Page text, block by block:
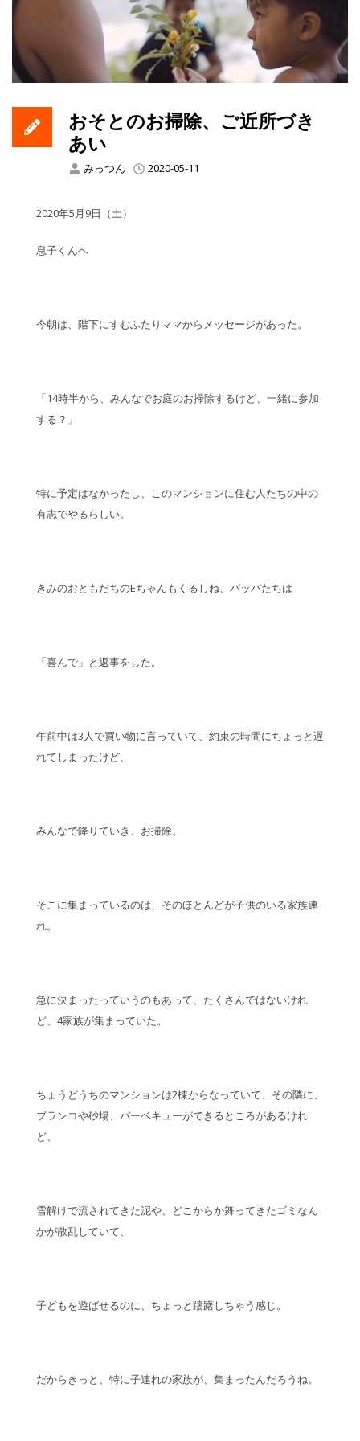
おそとのお掃除、ご近所づき
あい
みっつん 2020-05-11
2020年5月9日（土）
息子くんへ
今朝は、階下にすむふたりママからメッセージがあった。
「14時半から、みんなでお庭のお掃除するけど、一緒に参加
する？」
特に予定はなかったし、このマンションに住む人たちの中の
有志でやるらしい。
きみのおともだちのEちゃんもくるしね、パッパたちは
「喜んで」と返事をした。
午前中は3人で買い物に言っていて、約束の時間にちょっと遅
れてしまったけど、
みんなで降りていき、お掃除。
そこに集まっているのは、そのほとんどが子供のいる家族連
れ。
急に決まったっていうのもあって、たくさんではないけれ
ど、4家族が集まっていた。
ちょうどうちのマンションは2棟からなっていて、その隣に、
ブランコや砂場、バーベキューができるところがあるけれ
ど、
雪解けで流されてきた泥や、どこからか舞ってきたゴミなん
かが散乱していて、
子どもを遊ばせるのに、ちょっと躊躇しちゃう感じ。
だからきっと、特に子連れの家族が、集まったんだろうね。